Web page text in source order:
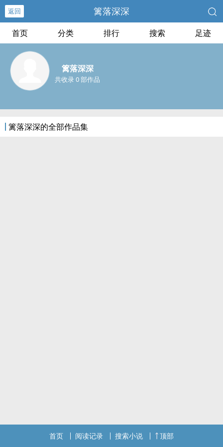
返回 篱落深深
首页 分类 排行 搜索 足迹
篱落深深
共收录 0 部作品
篱落深深的全部作品集
首页 阅读记录 搜索小说 顶部